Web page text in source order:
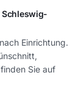
Schleswig-
Einrichtung.
Sie auf